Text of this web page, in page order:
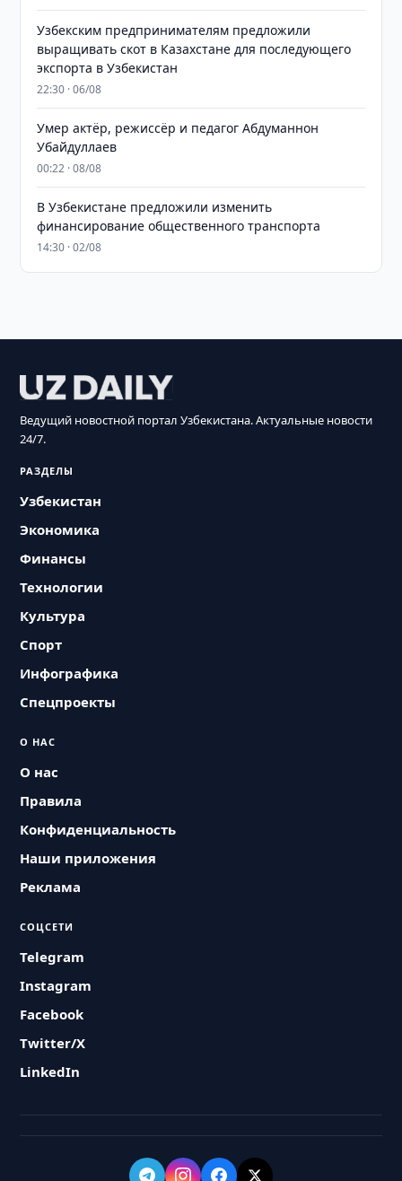
Узбекским предпринимателям предложили
выращивать скот в Казахстане для последующего
экспорта в Узбекистан
22:30 · 06/08
Умер актёр, режиссёр и педагог Абдуманнон
Убайдуллаев
00:22 · 08/08
В Узбекистане предложили изменить
финансирование общественного транспорта
14:30 · 02/08
Ведущий новостной портал Узбекистана. Актуальные новости
24/7.
РАЗДЕЛЫ
Узбекистан
Экономика
Финансы
Технологии
Культура
Спорт
Инфографика
Спецпроекты
О НАС
О нас
Правила
Конфиденциальность
Наши приложения
Реклама
СОЦСЕТИ
Telegram
Instagram
Facebook
Twitter/X
LinkedIn